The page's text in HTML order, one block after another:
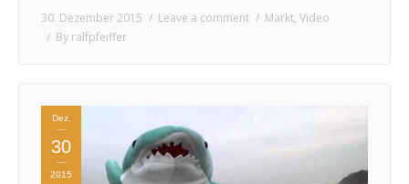
30. Dezember 2015 Leave a comment Markt, Video
By ralfpfeiffer
Dez.
30
2015